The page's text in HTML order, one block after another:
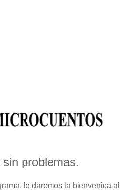
problemas.
le daremos la bienvenida al